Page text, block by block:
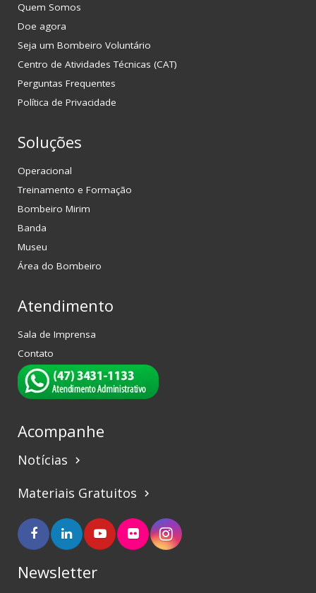
Quem Somos
Doe agora
Seja um Bombeiro Voluntário
Centro de Atividades Técnicas (CAT)
Perguntas Frequentes
Política de Privacidade
Soluções
Operacional
Treinamento e Formação
Bombeiro Mirim
Banda
Museu
Área do Bombeiro
Atendimento
Sala de Imprensa
Contato
Acompanhe
Notícias keyboard_arrow_right
Materiais Gratuitos keyboard_arrow_right
Newsletter